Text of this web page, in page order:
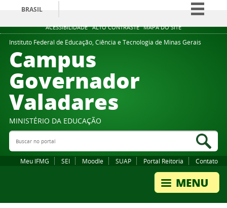
ACESSIBILIDADE ALTO CONTRASTE MAPA DO SITE
BRASIL
Simplifique!
Comunica BR
Instituto Federal de Educação, Ciência e Tecnologia de Minas Gerais
Campus
Governador
Valadares
MINISTÉRIO DA EDUCAÇÃO
Buscar no portal
Meu IFMG SEI Moodle SUAP Portal Reitoria Contato